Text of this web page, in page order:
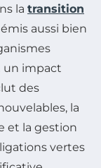
la transition
aussi bien
un impact
des
la
et la gestion
vertes